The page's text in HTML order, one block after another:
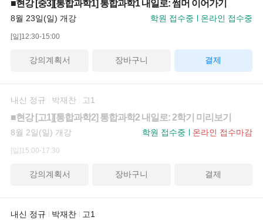
■현강 [중3][통합과학1] 통합과학1 내일로: 썸머 이어가기
8월 23일(일) 개강 학원 접수중 온라인 접수중
[일]12:30-15:00
강의계획서 장바구니 결제
내신 정규 박재찬 고1
■현강 [고1][통합과학2] 통합과학2 내일로: 2학기 미리보기
8월 2일(일) 개강 학원 접수중 온라인 접수마감
[일]15:00-17:30
강의계획서 장바구니 결제
내신 정규 박재찬 고1